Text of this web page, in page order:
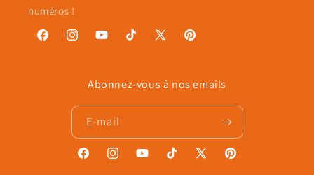
numéros !
FacebookInstagramYouTubeTikTok
X
Pinterest
Abonnez-vous à nos emails
E-mail
FacebookInstagramYouTubeTikTok
X
Pinterest